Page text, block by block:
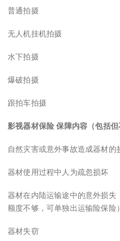
普通拍摄
无人机挂机拍摄
水下拍摄
爆破拍摄
跟拍车拍摄
影视器材保险 保障内容（包括但
自然灾害或意外事故造成器材的
器材使用过程中人为疏忽损坏
器材在内陆运输途中的意外损
额度不够，可单独出运输险保险）
器材失窃